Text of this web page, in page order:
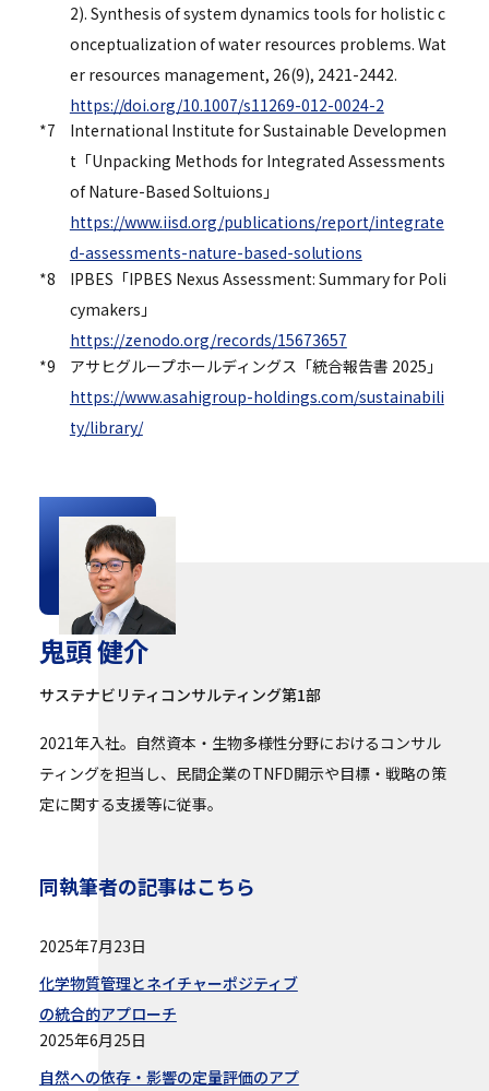
2). Synthesis of system dynamics tools for holistic c
onceptualization of water resources problems. Wat
er resources management, 26(9), 2421-2442.
https://doi.org/10.1007/s11269-012-0024-2
*7
International Institute for Sustainable Developmen
t「Unpacking Methods for Integrated Assessments
of Nature-Based Soltuions」
https://www.iisd.org/publications/report/integrate
d-assessments-nature-based-solutions
*8
IPBES「IPBES Nexus Assessment: Summary for Poli
cymakers」
https://zenodo.org/records/15673657
*9
アサヒグループホールディングス「統合報告書 2025」
https://www.asahigroup-holdings.com/sustainabili
ty/library/
鬼頭 健介
サステナビリティコンサルティング第1部
2021年入社。自然資本・生物多様性分野におけるコンサル
ティングを担当し、民間企業のTNFD開示や目標・戦略の策
定に関する支援等に従事。
同執筆者の記事はこちら
2025年7月23日
化学物質管理とネイチャーポジティブ
の統合的アプローチ
2025年6月25日
自然への依存・影響の定量評価のアプ